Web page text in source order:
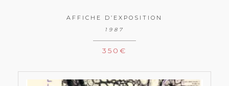
AFFICHE D’EXPOSITION
1987
350 €